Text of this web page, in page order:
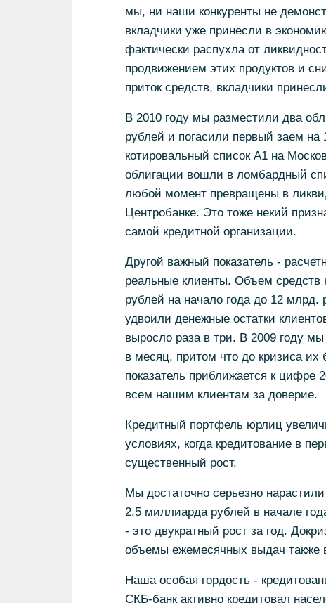
мы, ни наши конкуренты не
вкладчики уже принесли в
фактически распухла от
продвижением этих продуктов и
приток средств, вкладчики
В 2010 году мы разместили два
рублей и погасили первый заем
котировальный список А1 на
облигации вошли в ломбардный
любой момент превращены в
Центробанке. Это тоже некий
самой кредитной организации.
Другой важный показатель -
реальные клиенты. Объем средств
рублей на начало года до 12
удвоили денежные остатки
выросло раза в три. В 2009 году
в месяц, притом что до кризиса
показатель приближается к цифре
всем нашим клиентам за доверие.
Кредитный портфель юрлиц
условиях, когда кредитование в
существенный рост.
Мы достаточно серьезно
2,5 миллиарда рублей в начале
- это двукратный рост за год.
объемы ежемесячных выдач также
Наша особая гордость -
СКБ-банк активно кредитовал